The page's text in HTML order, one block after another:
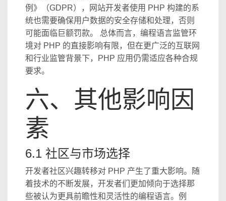
例》（GDPR），网站开发者使用 PHP 构建的系
统也需要确保用户数据的安全存储和处理，否则
可能面临巨额罚款。 总体而言，编程语言监管环
境对 PHP 的直接影响有限，但在更广泛的互联网
和行业监管背景下，PHP 应用仍需适应各种合规
要求。
六、其他影响因
素
6.1 社区与市场选择
开发者社区兴趣转移对 PHP 产生了重大影响。随
着技术的不断发展，开发者们更加倾向于选择那
些被认为更具前瞻性和灵活性的编程语言。例